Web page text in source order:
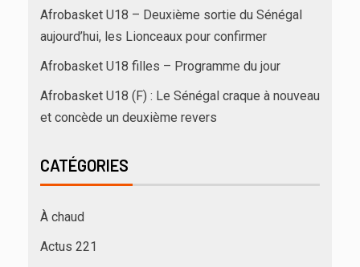
Afrobasket U18 – Deuxième sortie du Sénégal
aujourd’hui, les Lionceaux pour confirmer
Afrobasket U18 filles – Programme du jour
Afrobasket U18 (F) : Le Sénégal craque à nouveau
et concède un deuxième revers
CATÉGORIES
À chaud
Actus 221